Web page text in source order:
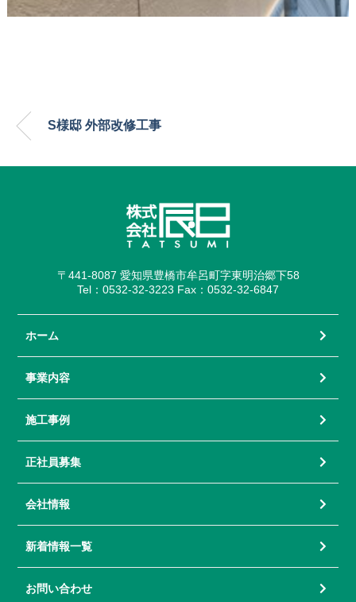
S様邸 外部改修工事
〒441-8087 愛知県豊橋市牟呂町字東明治郷下58
Tel：0532-32-3223 Fax：0532-32-6847
ホーム
事業内容
施工事例
正社員募集
会社情報
新着情報一覧
お問い合わせ